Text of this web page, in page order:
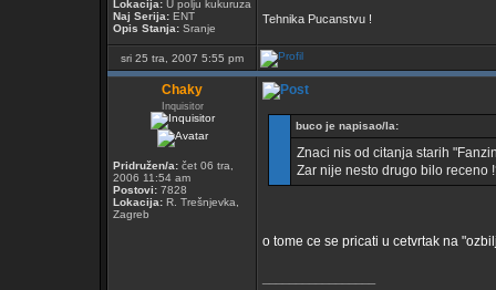
Lokacija: U polju kukuruza
Naj Serija: ENT
Opis Stanja: Sranje
Tehnika Pucanstvu !
sri 25 tra, 2007 5:55 pm
Chaky
Inquisitor
Pridružen/a: čet 06 tra,
2006 11:54 am
Postovi: 7828
Lokacija: R. Trešnjevka,
Zagreb
buco je napisao/la:
Znaci nis od citanja starih
Zar nije nesto drugo bilo receno
o tome ce se pricati u cetvrtak na